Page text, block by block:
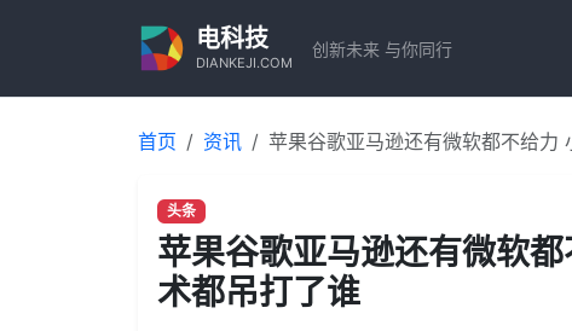
电科技
DIANKEJI.COM
创新未来 与你同行
首页 资讯 苹果谷歌亚马逊还有微软都不给力
头条
苹果谷歌亚马逊还有微软
术都吊打了谁